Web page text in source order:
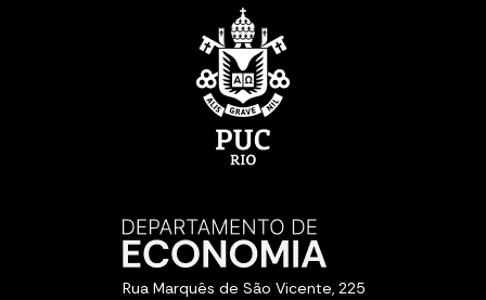
Rua Marquês de São Vicente, 225